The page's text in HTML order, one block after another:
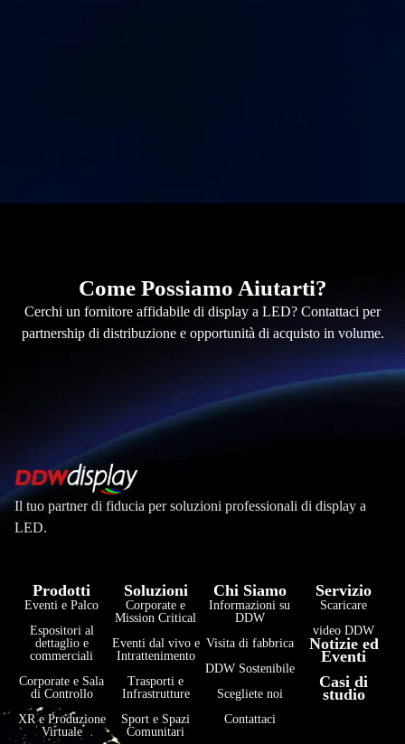
Come Possiamo Aiutarti?
Cerchi un fornitore affidabile di display a LED? Contattaci per
partnership di distribuzione e opportunità di acquisto in volume.
Il tuo partner di fiducia per soluzioni professionali di display a
LED.
Prodotti
Eventi e Palco
Espositori al
dettaglio e
commerciali
Corporate e Sala
di Controllo
XR e Produzione
Virtuale
Soluzioni
Corporate e
Mission Critical
Eventi dal vivo e
Intrattenimento
Trasporti e
Infrastrutture
Sport e Spazi
Comunitari
Chi Siamo
Informazioni su
DDW
Visita di fabbrica
DDW Sostenibile
Scegliete noi
Contattaci
Servizio
Scaricare
video DDW
Notizie ed
Eventi
Casi di
studio